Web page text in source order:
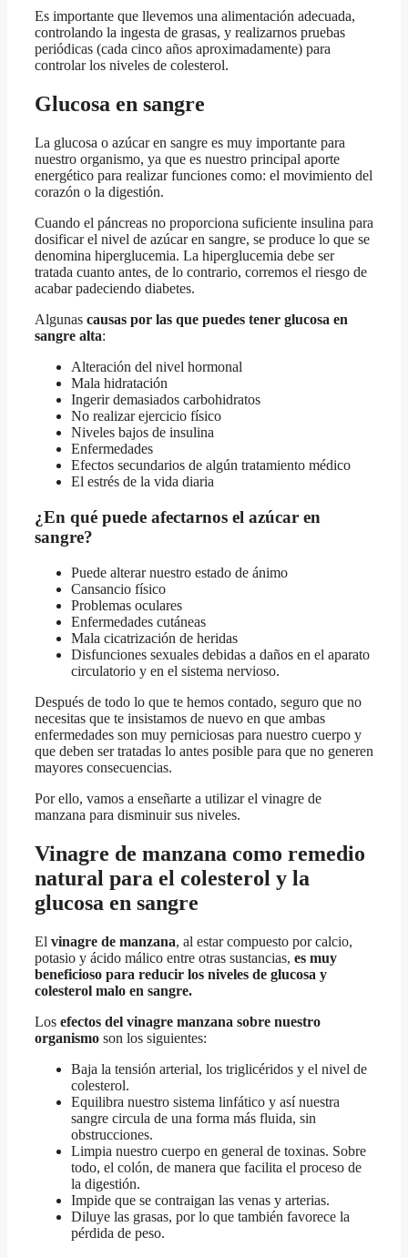
Es importante que llevemos una alimentación adecuada,
controlando la ingesta de grasas, y realizarnos pruebas
periódicas (cada cinco años aproximadamente) para
controlar los niveles de colesterol.
Glucosa en sangre
La glucosa o azúcar en sangre es muy importante para
nuestro organismo, ya que es nuestro principal aporte
energético para realizar funciones como: el movimiento del
corazón o la digestión.
Cuando el páncreas no proporciona suficiente insulina para
dosificar el nivel de azúcar en sangre, se produce lo que se
denomina hiperglucemia. La hiperglucemia debe ser
tratada cuanto antes, de lo contrario, corremos el riesgo de
acabar padeciendo diabetes.
Algunas causas por las que puedes tener glucosa en
sangre alta:
Alteración del nivel hormonal
Mala hidratación
Ingerir demasiados carbohidratos
No realizar ejercicio físico
Niveles bajos de insulina
Enfermedades
Efectos secundarios de algún tratamiento médico
El estrés de la vida diaria
¿En qué puede afectarnos el azúcar en
sangre?
Puede alterar nuestro estado de ánimo
Cansancio físico
Problemas oculares
Enfermedades cutáneas
Mala cicatrización de heridas
Disfunciones sexuales debidas a daños en el aparato
circulatorio y en el sistema nervioso.
Después de todo lo que te hemos contado, seguro que no
necesitas que te insistamos de nuevo en que ambas
enfermedades son muy perniciosas para nuestro cuerpo y
que deben ser tratadas lo antes posible para que no generen
mayores consecuencias.
Por ello, vamos a enseñarte a utilizar el vinagre de
manzana para disminuir sus niveles.
Vinagre de manzana como remedio
natural para el colesterol y la
glucosa en sangre
El vinagre de manzana, al estar compuesto por calcio,
potasio y ácido málico entre otras sustancias, es muy
beneficioso para reducir los niveles de glucosa y
colesterol malo en sangre.
Los efectos del vinagre manzana sobre nuestro
organismo son los siguientes:
Baja la tensión arterial, los triglicéridos y el nivel de
colesterol.
Equilibra nuestro sistema linfático y así nuestra
sangre circula de una forma más fluida, sin
obstrucciones.
Limpia nuestro cuerpo en general de toxinas. Sobre
todo, el colón, de manera que facilita el proceso de
la digestión.
Impide que se contraigan las venas y arterias.
Diluye las grasas, por lo que también favorece la
pérdida de peso.